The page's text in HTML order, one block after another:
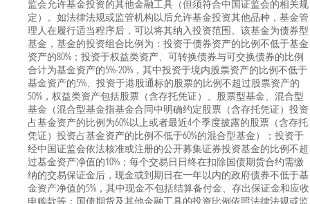
监会允许基金投资的其他金融工具（但须符合中国证监会的相关规
定）。如法律法规或监管机构以后允许基金投资其他品种，基金管
理人在履行适当程序后，可以将其纳入投资范围。该基金为债券型
基金，基金的投资组合比例为：投资于债券资产的比例不低于基金
资产的80%；投资于权益类资产、可转换债券与可交换债券的比例
合计为基金资产的5%-20%，其中投资于境内股票资产的比例不低于
基金资产的5%、投资于港股通标的股票的比例不超过股票资产的
50%，权益类资产包括股票（含存托凭证）、股票型基金、混合型
基金（混合型基金指基金合同中明确约定股票（含存托凭证）投资
占基金资产的比例为60%以上或者最近4个季度披露的股票（含存托
凭证）投资占基金资产的比例不低于60%的混合型基金）；投资于
经中国证监会依法核准或注册的公开募集证券投资基金的比例不超
过基金资产净值的10%；每个交易日日终在扣除国债期货合约需缴
纳的交易保证金后，现金或到期日在一年以内的政府债券不低于基
金资产净值的5%，其中现金不包括结算备付金、存出保证金和应收
申购款等；国债期货及其他金融工具的投资比例依照法律法规或监